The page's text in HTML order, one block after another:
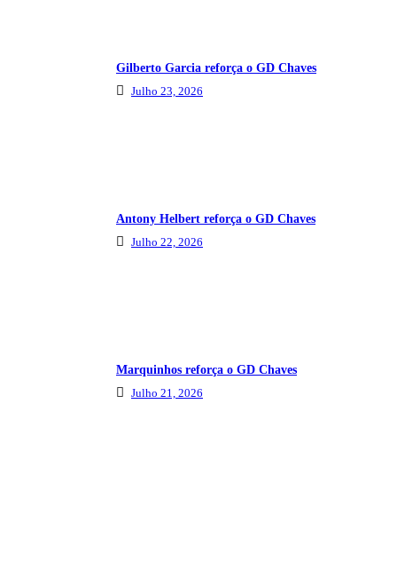
Gilberto Garcia reforça o GD Chaves
Julho 23, 2026
Antony Helbert reforça o GD Chaves
Julho 22, 2026
Marquinhos reforça o GD Chaves
Julho 21, 2026